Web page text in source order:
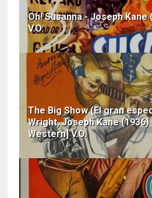
Oh! Susanna - Joseph
V.O.
The Big Show (El gran
Wright, Joseph Kane
Western] V.O.